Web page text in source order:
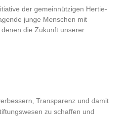
der gemeinnützigen Hertie-
junge Menschen mit
die Zukunft unserer
Transparenz und damit
zu schaffen und